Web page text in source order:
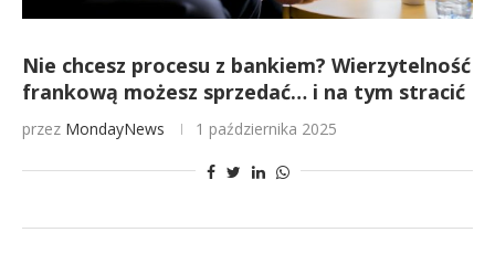
Nie chcesz procesu z bankiem? Wierzytelność
frankową możesz sprzedać… i na tym stracić
przez MondayNews 1 października 2025